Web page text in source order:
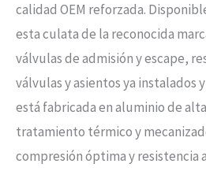
calidad OEM reforzada.
esta culata de la reconocida
válvulas de admisión y escape,
válvulas y asientos ya instalados
está fabricada en aluminio de
tratamiento térmico y
compresión óptima y resistencia